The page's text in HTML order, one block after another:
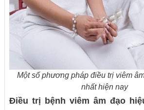
Một số phương pháp điều trị viêm
nhất hiện nay
Điều trị bệnh viêm âm đạo